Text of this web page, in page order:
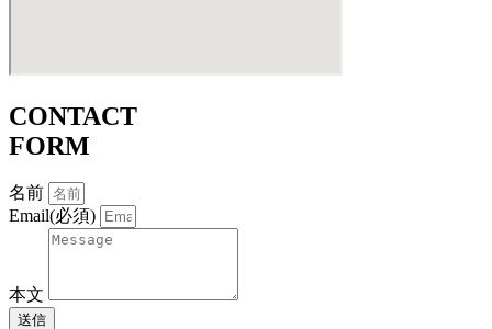
CONTACT
FORM
名前
Email(必須)
本文
送信